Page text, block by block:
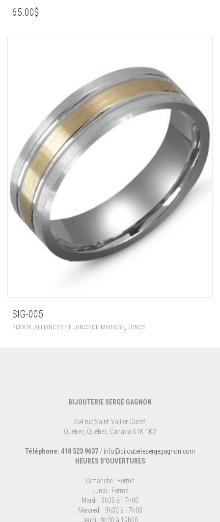
65.00$
SIG-005
BIJOUX ALLIANCES ET JONCS DE MARIAGE JONCS
BIJOUTERIE SERGE GAGNON
254 rue Saint-Vallier Ouest,
Québec, Québec, Canada G1K 1K2
Téléphone: 418 523 9637 / info@bijouteriesergegagnon.com
HEURES D'OUVERTURES
Dimanche : Fermé
Lundi : Fermé
Mardi : 9h30 à 17h00
Mercredi : 9h30 à 17h00
Jeudi : 9h30 à 19h00